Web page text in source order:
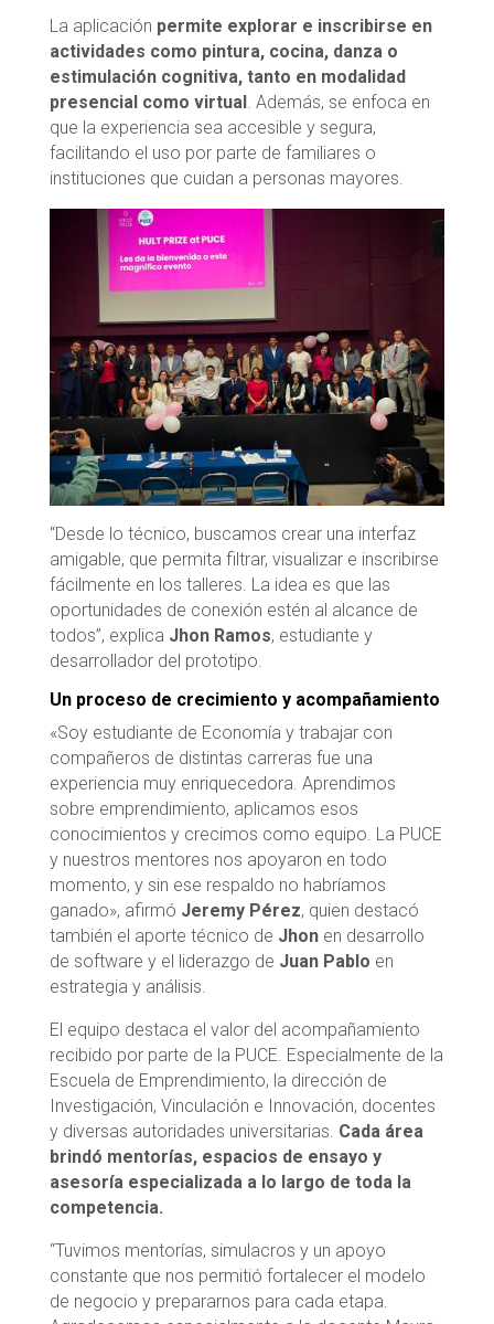
La aplicación permite explorar e inscribirse en
actividades como pintura, cocina, danza o
estimulación cognitiva, tanto en modalidad
presencial como virtual . Además, se enfoca en
que la experiencia sea accesible y segura,
facilitando el uso por parte de familiares o
instituciones que cuidan a personas mayores.
“Desde lo técnico, buscamos crear una interfaz
amigable, que permita filtrar, visualizar e inscribirse
fácilmente en los talleres. La idea es que las
oportunidades de conexión estén al alcance de
todos”, explica Jhon Ramos, estudiante y
desarrollador del prototipo.
Un proceso de crecimiento y acompañamiento
«Soy estudiante de Economía y trabajar con
compañeros de distintas carreras fue una
experiencia muy enriquecedora. Aprendimos
sobre emprendimiento, aplicamos esos
conocimientos y crecimos como equipo. La PUCE
y nuestros mentores nos apoyaron en todo
momento, y sin ese respaldo no habríamos
ganado», afirmó Jeremy Pérez, quien destacó
también el aporte técnico de Jhonen desarrollo
de software y el liderazgo de Juan Pablo en
estrategia y análisis.
El equipo destaca el valor del acompañamiento
recibido por parte de la PUCE. Especialmente de la
Escuela de Emprendimiento, la dirección de
Investigación, Vinculación e Innovación, docentes
y diversas autoridades universitarias. Cada área
brindó mentorías, espacios de ensayo y
asesoría especializada a lo largo de toda la
competencia.
“Tuvimos mentorías, simulacros y un apoyo
constante que nos permitió fortalecer el modelo
de negocio y prepararnos para cada etapa.